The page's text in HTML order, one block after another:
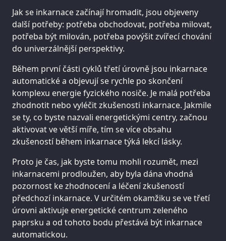
Jak se inkarnace začínají hromadit, jsou objeveny
další potřeby: potřeba obchodovat, potřeba milovat,
potřeba být milován, potřeba povýšit zvířecí chování
do univerzálnější perspektivy.
Během první části cyklů třetí úrovně jsou inkarnace
automatické a objevují se rychle po skončení
komplexu energie fyzického nosiče. Je malá potřeba
zhodnotit nebo vyléčit zkušenosti inkarnace. Jakmile
se ty, co byste nazvali energetickými centry, začnou
aktivovat ve větší míře, tím se více obsahu
zkušeností během inkarnace týká lekcí lásky.
Proto je čas, jak byste tomu mohli rozumět, mezi
inkarnacemi prodloužen, aby byla dána vhodná
pozornost ke zhodnocení a léčení zkušeností
předchozí inkarnace. V určitém okamžiku se ve třetí
úrovni aktivuje energetické centrum zeleného
paprsku a od tohoto bodu přestává být inkarnace
automatickou.